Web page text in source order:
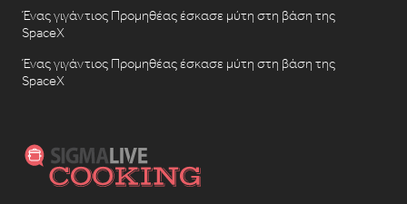
Ένας γιγάντιος Προμηθέας έσκασε μύτη στη βάση της
SpaceX
Ένας γιγάντιος Προμηθέας έσκασε μύτη στη βάση της
SpaceX